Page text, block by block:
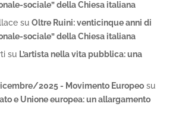
sociale” della Chiesa italiana
su Oltre Ruini: venticinque anni di
sociale” della Chiesa italiana
su L’artista nella vita pubblica: una
2025 - Movimento Europeosu
e Unione europea: un allargamento